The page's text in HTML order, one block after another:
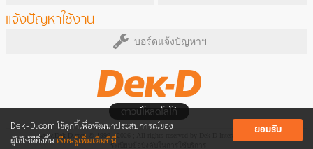
Dek-D.com ใช้คุกกี้เพื่อพัฒนาประสบการณ์ของ
ผู้ใช้ให้ดียิ่งขึ้น เรียนรู้เพิ่มเติมที่นี่
ยอมรับ
แจ้งปัญหาใช้งาน
บอร์ดแจ้งปัญหาฯ
ดาวน์โหลดโลโก้
www.Dek-D.com © 1999 - 2026 ; All rights reserved by Dek-D Interactive Co.,Ltd.
ระเบียบข้อบังคับในการใช้บริการ